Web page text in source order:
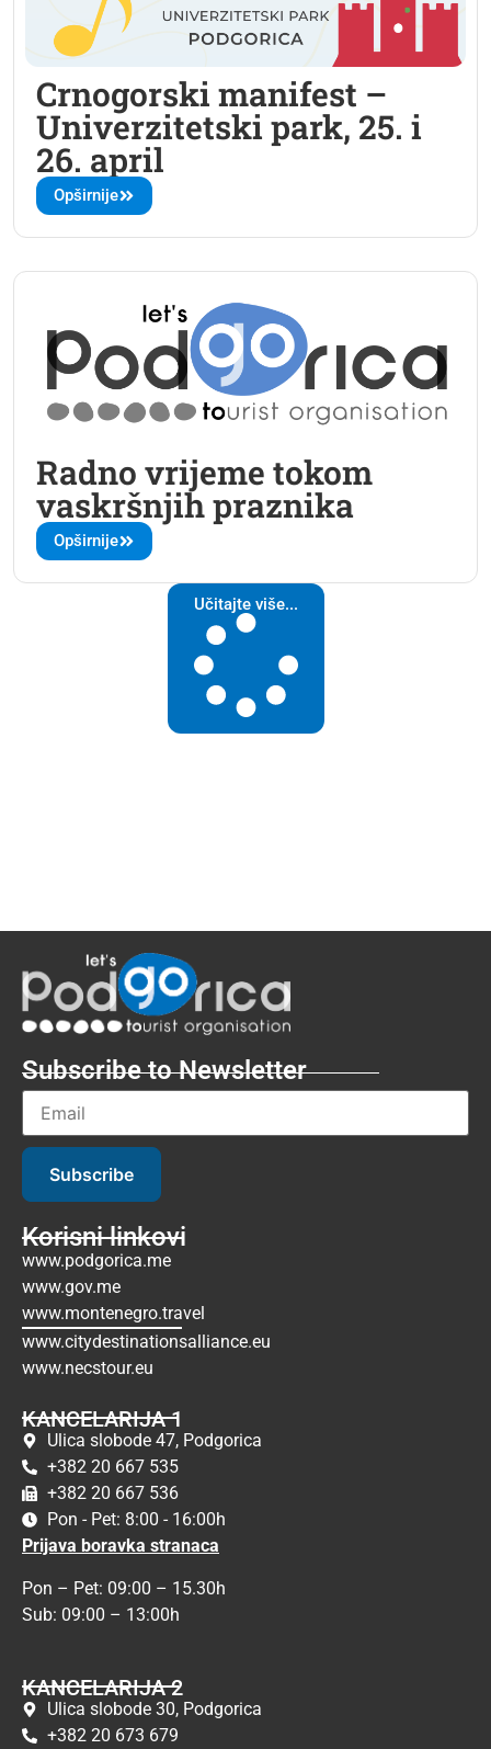
Crnogorski manifest –
Univerzitetski park, 25. i
26. april
Opširnije
Radno vrijeme tokom
vaskršnjih praznika
Opširnije
Učitajte više...
Subscribe to Newsletter
Subscribe
Korisni linkovi
www.podgorica.me
www.gov.me
www.montenegro.travel
www.citydestinationsalliance.eu
www.necstour.eu
KANCELARIJA 1
Ulica slobode 47, Podgorica
+382 20 667 535
+382 20 667 536
Pon - Pet: 8:00 - 16:00h
Prijava boravka stranaca
Pon – Pet: 09:00 – 15.30h
Sub: 09:00 – 13:00h
KANCELARIJA 2
Ulica slobode 30, Podgorica
+382 20 673 679